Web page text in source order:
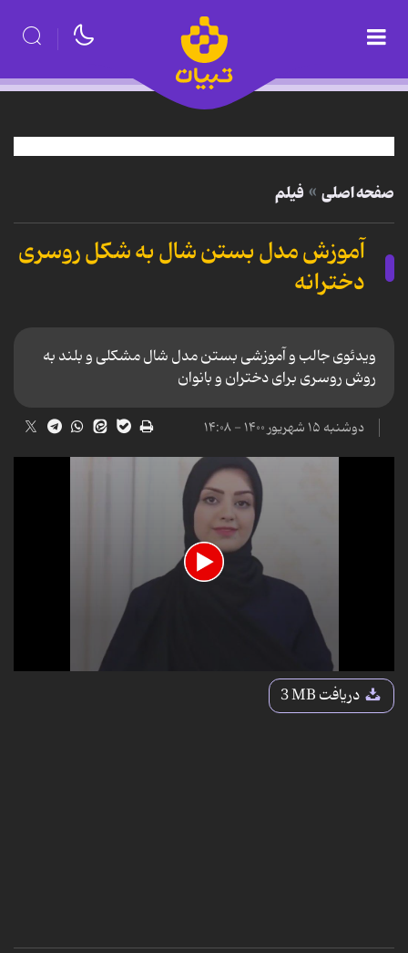
صفحه اصلی فیلم
آموزش مدل بستن شال به شکل روسری
دخترانه
ویدئوی جالب و آموزشی بستن مدل شال مشکلی و بلند به
روش روسری برای دختران و بانوان
دوشنبه ۱۵ شهریور ۱۴۰۰ - ۱۴:۰۸
0
دریافت3 MB